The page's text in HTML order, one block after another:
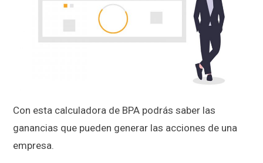
Con esta calculadora de BPA podrás saber las
ganancias que pueden generar las acciones de una
empresa.